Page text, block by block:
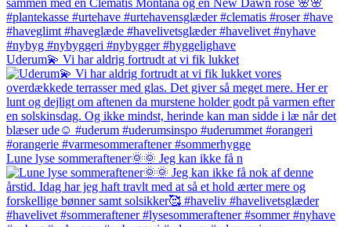
Uderum💫 Vi har aldrig fortrudt at vi fik lukket
Lune lyse sommeraftener🌞🌞 Jeg kan ikke få n